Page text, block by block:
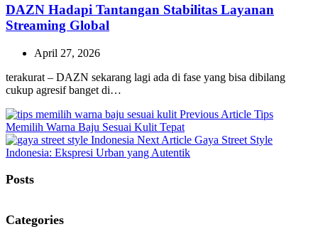
DAZN Hadapi Tantangan Stabilitas Layanan
Streaming Global
April 27, 2026
terakurat – DAZN sekarang lagi ada di fase yang bisa dibilang
cukup agresif banget di…
Previous Article Previous
Tips
Memilih Warna Baju Sesuai Kulit Tepat
Next Article Next
Gaya Street Style
Indonesia: Ekspresi Urban yang Autentik
Posts
Categories